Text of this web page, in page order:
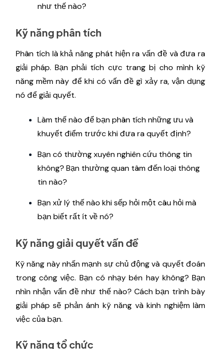
như thế nào?
Kỹ năng phân tích
Phân tích là khả năng phát hiện ra vấn đề và đưa ra
giải pháp. Bạn phải tích cực trang bị cho mình kỹ
năng mềm này để khi có vấn đề gì xảy ra, vận dụng
nó để giải quyết.
Làm thế nào để bạn phân tích những ưu và
khuyết điểm trước khi đưa ra quyết định?
Bạn có thường xuyên nghiên cứu thông tin
không? Bạn thường quan tâm đến loại thông
tin nào?
Bạn xử lý thế nào khi sếp hỏi một câu hỏi mà
bạn biết rất ít về nó?
Kỹ năng giải quyết vấn đề
Kỹ năng này nhấn mạnh sự chủ động và quyết đoán
trong công việc. Bạn có nhạy bén hay không? Bạn
nhìn nhận vấn đề như thế nào? Cách bạn trình bày
giải pháp sẽ phản ánh kỹ năng và kinh nghiệm làm
việc của bạn.
Kỹ năng tổ chức